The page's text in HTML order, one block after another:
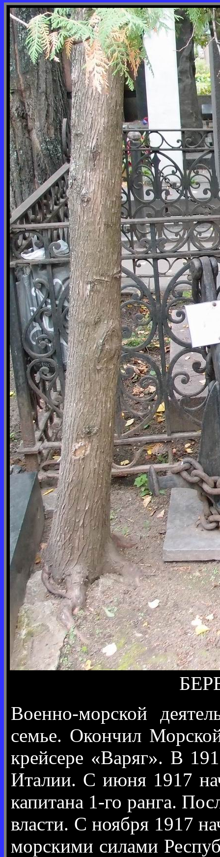
Военно-морской
семье. Окончил
крейсере «Варяг». В
Италии. С июня 1917
капитана 1-го ранга.
власти. С ноября 1917
морскими силами